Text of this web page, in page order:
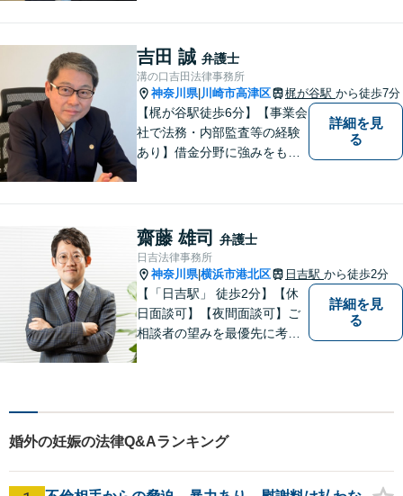
より最善の解決へ導きます。
遠方で来所困難な方もお気軽
にご相談ください。
吉田 誠 弁護士
溝の口吉田法律事務所
神奈川県| 川崎市高津区 梶が谷駅 から徒歩7分
【梶が谷駅徒歩6分】【事業会
社で法務・内部監査等の経験
あり】借金分野に強みをも
作りに尽力しています。【初
回無料相談】【東京・神奈川
エリア】
詳細を見
る
齋藤 雄司 弁護士
日吉法律事務所
神奈川県|横浜市港北区 日吉駅 から徒歩2分
【「日吉駅」 徒歩2分】【休
日面談可】【夜間面談可】ご
相談者の望みを最優先に考
率直にお伝えしています。 ぜ
ひお気軽に、当事務所までお
越しください。
詳細を見
る
婚外の妊娠の法律Q&Aランキング